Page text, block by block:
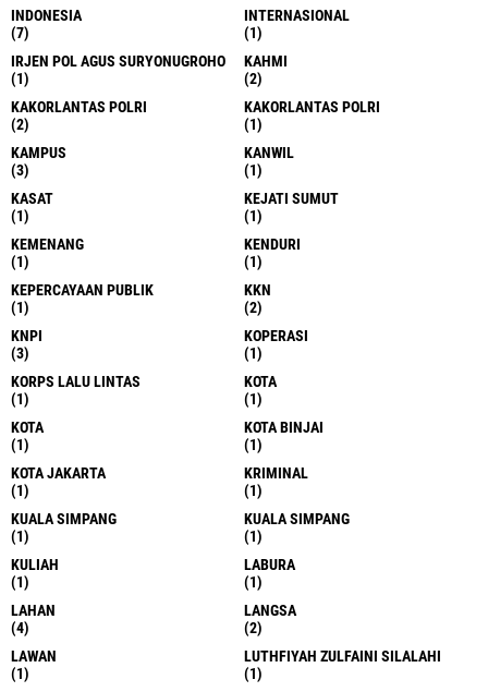
INDONESIA
(7)
INTERNASIONAL
(1)
IRJEN POL AGUS SURYONUGROHO
(1)
KAHMI
(2)
KAKORLANTAS POLRI
(2)
KAKORLANTAS POLRI
(1)
KAMPUS
(3)
KANWIL
(1)
KASAT
(1)
KEJATI SUMUT
(1)
KEMENANG
(1)
KENDURI
(1)
KEPERCAYAAN PUBLIK
(1)
KKN
(2)
KNPI
(3)
KOPERASI
(1)
KORPS LALU LINTAS
(1)
KOTA
(1)
KOTA
(1)
KOTA BINJAI
(1)
KOTA JAKARTA
(1)
KRIMINAL
(1)
KUALA SIMPANG
(1)
KUALA SIMPANG
(1)
KULIAH
(1)
LABURA
(1)
LAHAN
(4)
LANGSA
(2)
LAWAN
(1)
LUTHFIYAH ZULFAINI SILALAHI
(1)